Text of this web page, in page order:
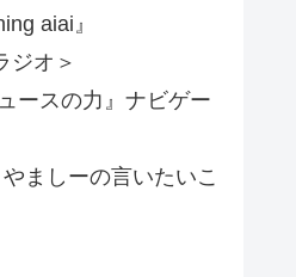
aiai』
ジオ＞
ースの力』ナビゲー
ましーの言いたいこ